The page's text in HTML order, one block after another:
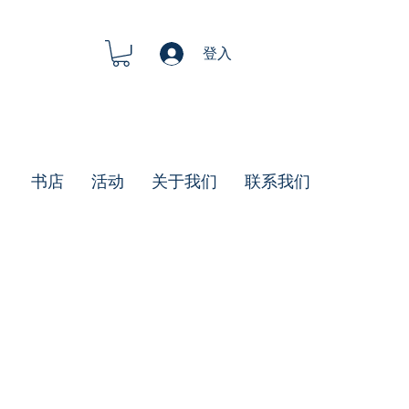
登入
书店 活动 关于我们 联系我们